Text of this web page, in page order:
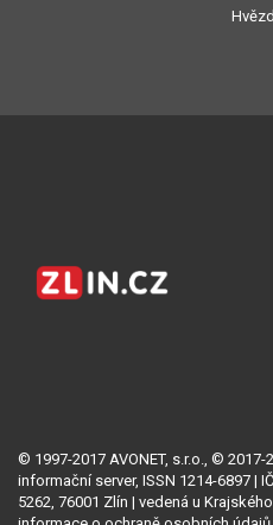
© 1997-2017 AVONET, s.r.o., © 2017-
informační server, ISSN 1214-6897 |
5262, 76001 Zlín | vedená u